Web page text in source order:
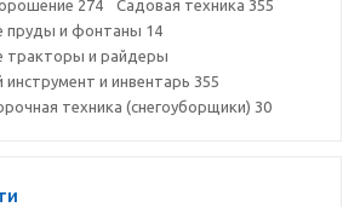
274 Садовая техника 355
пруды и фонтаны 14
тракторы и райдеры
и инвентарь 355
техника (снегоуборщики) 30